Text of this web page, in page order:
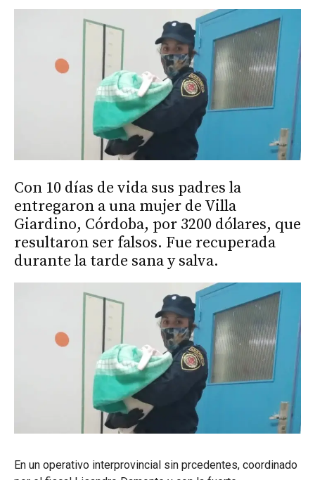
Con 10 días de vida sus padres la
entregaron a una mujer de Villa
Giardino, Córdoba, por 3200 dólares, que
resultaron ser falsos. Fue recuperada
durante la tarde sana y salva.
En un operativo interprovincial sin prcedentes, coordinado